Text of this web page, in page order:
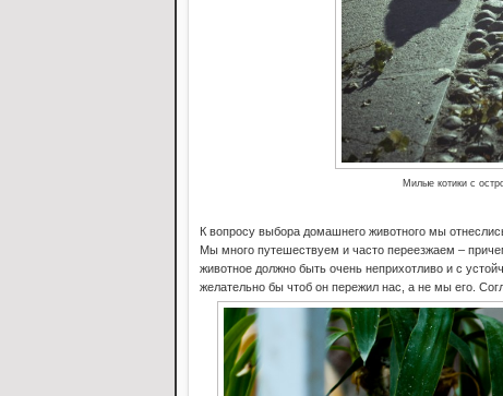
Милые котики с
К вопросу выбора домашнего животного мы
Мы много путешествуем и часто переезжаем –
животное должно быть очень неприхотливо и с
желательно бы чтоб он пережил нас, а не мы его.